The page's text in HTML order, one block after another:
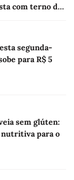
com terno de
segunda-
para R$ 5
sem glúten:
para o